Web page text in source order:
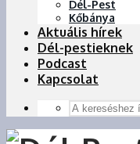
Dél-Pest
Kőbánya
Aktuális hírek
Dél-pestieknek
Podcast
Kapcsolat